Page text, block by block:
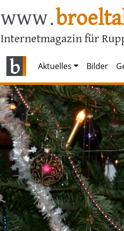
www.
Internetmagazin für
Aktuelles Bilder